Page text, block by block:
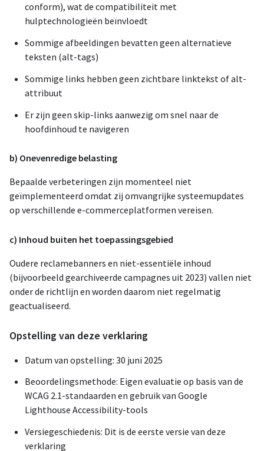
conform), wat de compatibiliteit met
hulptechnologieën beïnvloedt
Sommige afbeeldingen bevatten geen alternatieve
teksten (alt-tags)
Sommige links hebben geen zichtbare linktekst of alt-
attribuut
Er zijn geen skip-links aanwezig om snel naar de
hoofdinhoud te navigeren
b) Onevenredige belasting
Bepaalde verbeteringen zijn momenteel niet
geïmplementeerd omdat zij omvangrijke systeemupdates
op verschillende e-commerceplatformen vereisen.
c) Inhoud buiten het toepassingsgebied
Oudere reclamebanners en niet-essentiële inhoud
(bijvoorbeeld gearchiveerde campagnes uit 2023) vallen niet
onder de richtlijn en worden daarom niet regelmatig
geactualiseerd.
Opstelling van deze verklaring
Datum van opstelling: 30 juni 2025
Beoordelingsmethode: Eigen evaluatie op basis van de
WCAG 2.1-standaarden en gebruik van Google
Lighthouse Accessibility-tools
Versiegeschiedenis: Dit is de eerste versie van deze
verklaring